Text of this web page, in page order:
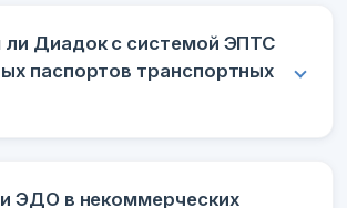
Диадок с системой ЭПТС
паспортов транспортных
ЭДО в некоммерческих